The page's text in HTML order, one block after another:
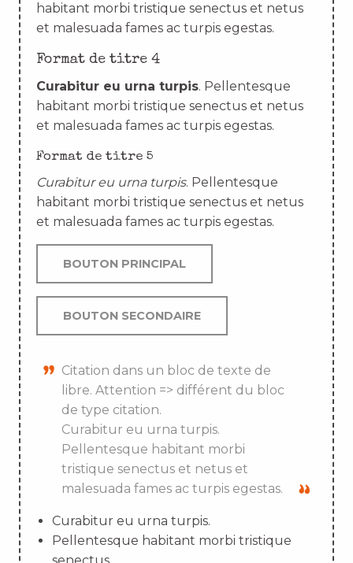
habitant morbi tristique senectus et netus
et malesuada fames ac turpis egestas.
Format de titre 4
Curabitur eu urna turpis. Pellentesque
habitant morbi tristique senectus et netus
et malesuada fames ac turpis egestas.
Format de titre 5
Curabitur eu urna turpis. Pellentesque
habitant morbi tristique senectus et netus
et malesuada fames ac turpis egestas.
BOUTON PRINCIPAL
BOUTON SECONDAIRE
Citation dans un bloc de texte de
libre. Attention => différent du bloc
de type citation.
Curabitur eu urna turpis.
Pellentesque habitant morbi
tristique senectus et netus et
malesuada fames ac turpis egestas.
Curabitur eu urna turpis.
Pellentesque habitant morbi tristique